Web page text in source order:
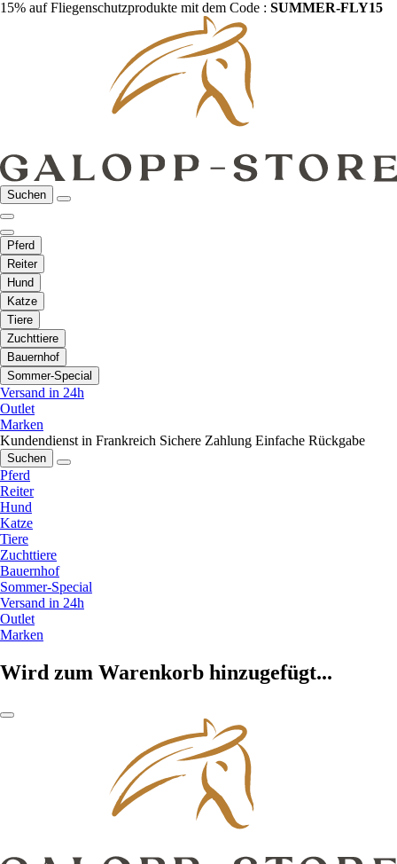
15% auf Fliegenschutzprodukte mit dem Code : SUMMER-FLY15
Suchen
Pferd
Reiter
Hund
Katze
Tiere
Zuchttiere
Bauernhof
Sommer-Special
Versand in 24h
Outlet
Marken
Kundendienst in Frankreich Sichere Zahlung Einfache Rückgabe
Suchen
Pferd
Reiter
Hund
Katze
Tiere
Zuchttiere
Bauernhof
Sommer-Special
Versand in 24h
Outlet
Marken
Wird zum Warenkorb hinzugefügt...